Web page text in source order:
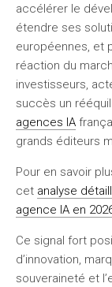
accélérer le
étendre ses
européennes, et
réaction du
investisseurs,
succès un
agences IA
grands éditeurs
Pour en savoir
cet analyse
agence IA en
Ce signal fort
d’innovation,
souveraineté et